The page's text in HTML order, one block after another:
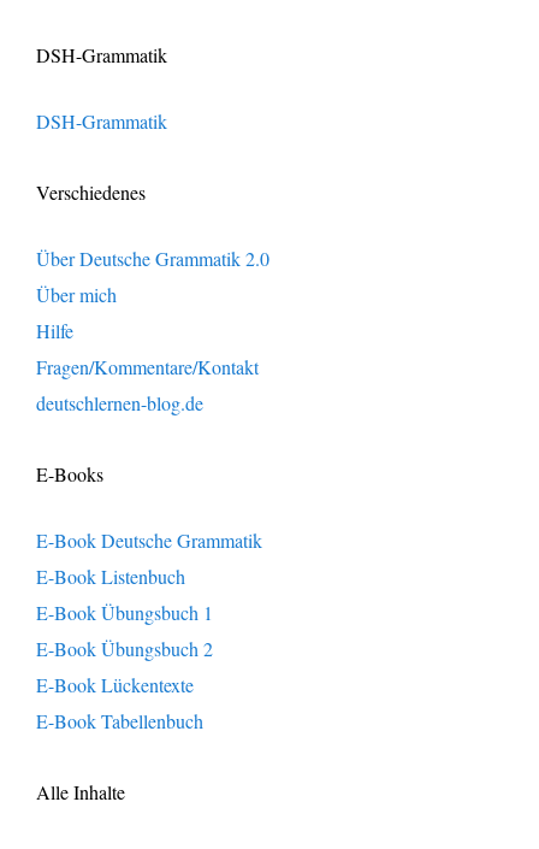
DSH-Grammatik
DSH-Grammatik
Verschiedenes
Über Deutsche Grammatik 2.0
Über mich
Hilfe
Fragen/Kommentare/Kontakt
deutschlernen-blog.de
E-Books
E-Book Deutsche Grammatik
E-Book Listenbuch
E-Book Übungsbuch 1
E-Book Übungsbuch 2
E-Book Lückentexte
E-Book Tabellenbuch
Alle Inhalte